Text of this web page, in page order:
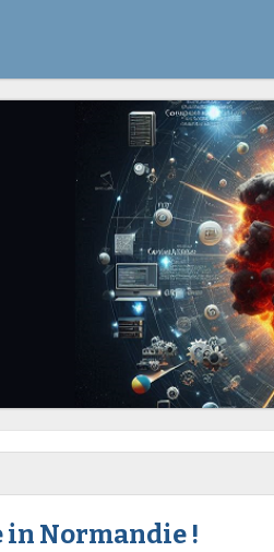
in Normandie !